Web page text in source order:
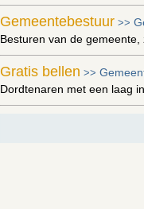
Gemeentebestuur >>
Besturen van de
Gratis bellen >>
Dordtenaren met een laag